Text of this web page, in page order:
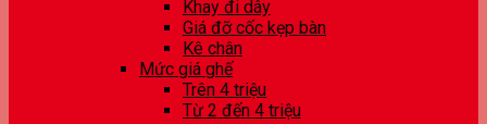
Khay đi dây
Giá đỡ cốc kẹp bàn
Kê chân
Mức giá ghế
Trên 4 triệu
Từ 2 đến 4 triệu